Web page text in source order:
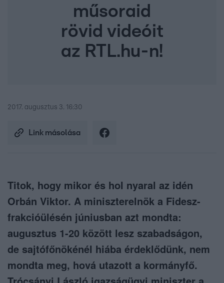
műsoraid
rövid videóit
az RTL.hu-n!
2017. augusztus 3. 16:30
Link másolása
Titok, hogy mikor és hol nyaral az idén
Orbán Viktor. A miniszterelnök a Fidesz-
frakcióülésén júniusban azt mondta:
augusztus 1-20 között lesz szabadságon,
de sajtófőnökénél hiába érdeklődünk, nem
mondta meg, hová utazott a kormányfő.